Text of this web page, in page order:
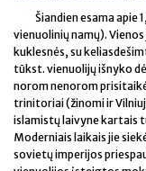
Šiandien esama
vienuolinių namų).
kuklesnės, su
tūkst. vienuolijų išnyko
norom nenorom
trinitoriai (žinomi ir
islamistų laivyne kartais
Moderniais laikais jie
sovietų imperijos